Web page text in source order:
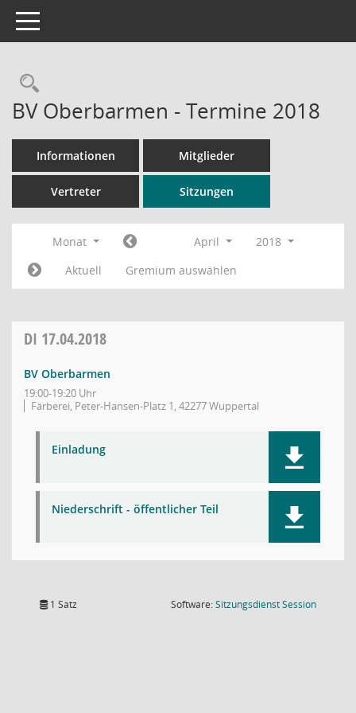
Toggle navigation
Rechercheauswahl
BV Oberbarmen - Termine 2018
Informationen Mitglieder
Vertreter Sitzungen
Monat April
2018
Aktuell
Gremium auswählen
DI 17.04.2018
BV Oberbarmen
19:00-19:20 Uhr
Färberei, Peter-Hansen-Platz 1, 42277 Wuppertal
Einladung
Niederschrift - öffentlicher Teil
1 Satz Software:SitzungsdienstSession(Wird in